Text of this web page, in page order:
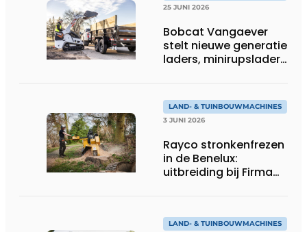
25 JUNI 2026
Bobcat Vangaever
stelt nieuwe generatie
laders, minirupsladers
LAND- & TUINBOUWMACHINES
3 JUNI 2026
Rayco stronkenfrezen
in de Benelux:
uitbreiding bij Firma
LAND- & TUINBOUWMACHINES